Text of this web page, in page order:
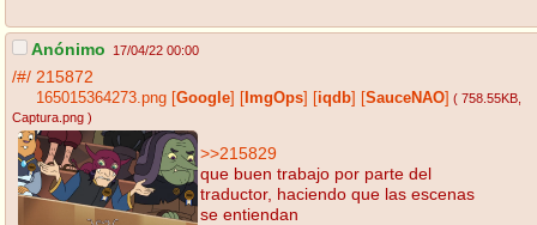
Anónimo 17/04/22 00:00
/#/ 215872
165015364273.png Google ImgOps iqdb SauceNAO ( 758.55KB
Captura.png )
>>215829
que buen trabajo por parte del
traductor, haciendo que las escenas
se entiendan